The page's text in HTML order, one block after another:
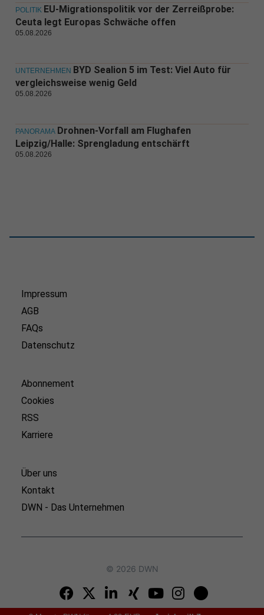
POLITIK EU-Migrationspolitik vor der Zerreißprobe:
Ceuta legt Europas Schwäche offen
05.08.2026
UNTERNEHMEN BYD Sealion 5 im Test: Viel Auto für
vergleichsweise wenig Geld
05.08.2026
PANORAMA Drohnen-Vorfall am Flughafen
Leipzig/Halle: Sprengladung entschärft
05.08.2026
Impressum
AGB
FAQs
Datenschutz
Abonnement
Cookies
RSS
Karriere
Über uns
Kontakt
DWN - Das Unternehmen
© 2026 DWN